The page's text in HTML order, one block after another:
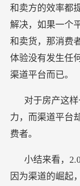
和卖方的效率都
解决，如果一个
和卖货，那消费
体验没有发生任
渠道平台而已。
对于房产这
力，而渠道平台
费者。
小结来看，
因为渠道的崛起